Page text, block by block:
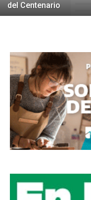
del Centenario